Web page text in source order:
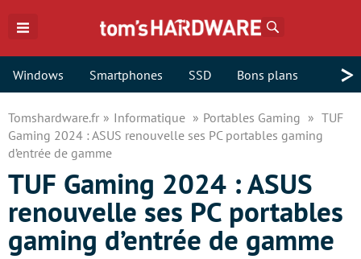
Windows Smartphones SSD Bons plans >
Tomshardware.fr Informatique Portables Gaming
TUF
Gaming 2024 : ASUS renouvelle ses PC portables gaming
d’entrée de gamme
TUF Gaming 2024 : ASUS
renouvelle ses PC portables
gaming d’entrée de gamme